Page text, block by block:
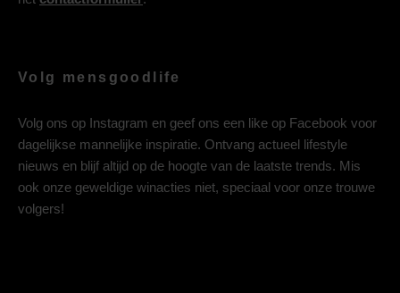
Volg mensgoodlife
Volg ons op Instagram en geef ons een like op Facebook voor
dagelijkse mannelijke inspiratie. Ontvang actueel lifestyle
nieuws en blijf altijd op de hoogte van de laatste trends. Mis
ook onze geweldige winacties niet, speciaal voor onze trouwe
volgers!